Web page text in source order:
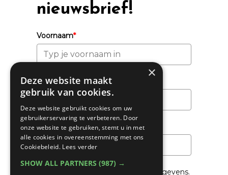
nieuwsbrief!
Voornaam*
Achternaam
Email*
We gaan voorzichtig om met je gegevens.
×
Deze website maakt
gebruik van cookies.
Deze website gebruikt cookies om uw
gebruikerservaring te verbeteren. Door
onze website te gebruiken, stemt u in met
alle cookies in overeenstemming met ons
Cookiebeleid. Lees verder
SHOW ALL PARTNERS (987) →